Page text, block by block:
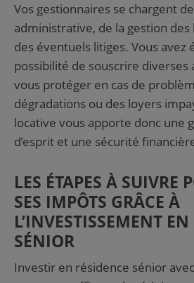
Vos gestionnaires se chargent
administrative, de la gestion des
des éventuels litiges. Vous avez
possibilité de souscrire diverses
vous protéger en cas de
dégradations ou des loyers
locative vous apporte donc une
d’esprit et une sécurité
LES ÉTAPES À SUIVRE
SES IMPÔTS GRÂCE À
L’INVESTISSEMENT
SÉNIOR
Investir en résidence sénior